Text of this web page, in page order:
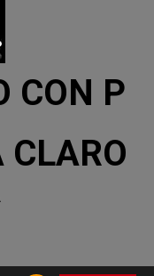
CON P
CLARO